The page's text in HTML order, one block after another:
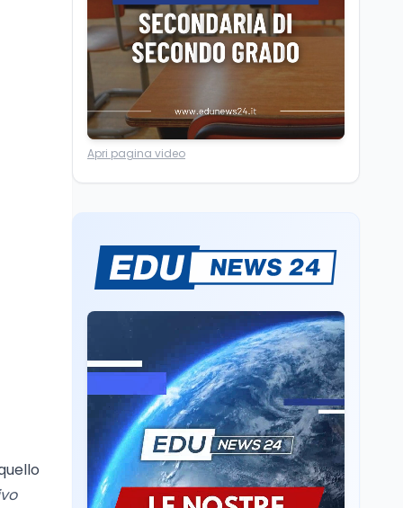
Sud triplica
Cultura6 ago
Francesco Guccini si è
Ricerca6 ago
Un secolo di Warburg: il
Ricerca
Il rivelatore che 'vede' i
reattori spenti
Scuola6 ago
Posizioni economiche
ATA: la matematica
degli arretrati fino a
4.150 euro
Cultura6 ago
Spesa culturale in
Lombardia da record,
ma la voragine Nord-
Apri pagina video